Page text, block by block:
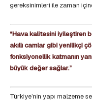
gereksinimleri ile zaman
“Hava kalitesini iyileştiren
akıllı camlar gibi yenilikçi
fonksiyonellik katmanın
büyük değer sağlar.”
Türkiye’nin yapı malzeme